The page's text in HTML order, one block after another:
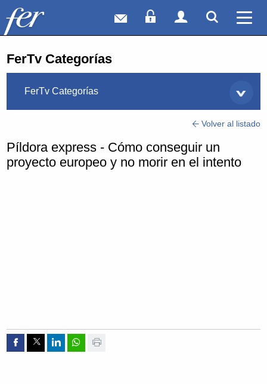
Correo webAcceso Socios
Acceso
FerTv Categorías
FerTv Categorías
Volver al listado
Píldora express - Cómo conseguir un
proyecto europeo y no morir en el intento
Compartir por Facebook
Compartir por Twitter
Compartir por Linkedin
Compartir por whatsapp
Imprimir